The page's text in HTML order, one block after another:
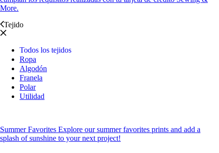
More.
Tejido
Todos los tejidos
Ropa
Algodón
Franela
Polar
Utilidad
Summer Favorites Explore our summer favorites prints and add a
splash of sunshine to your next project!